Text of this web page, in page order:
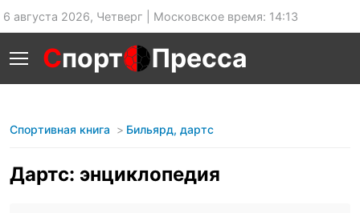
6 августа 2026, Четверг | Московское время: 14:13
Спорт Пресса
Спортивная книга Бильярд, дартс
Дартс: энциклопедия